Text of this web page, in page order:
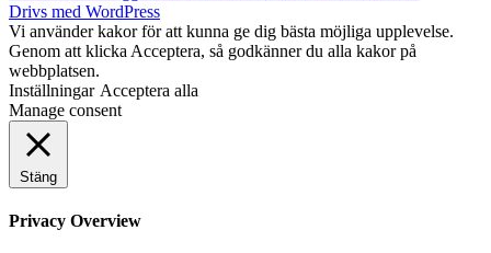
Drivs med WordPress
Vi använder kakor för att kunna ge dig bästa möjliga upplevelse.
Genom att klicka Acceptera, så godkänner du alla kakor på
webbplatsen.
Inställningar Acceptera alla
Manage consent
Stäng
Privacy Overview